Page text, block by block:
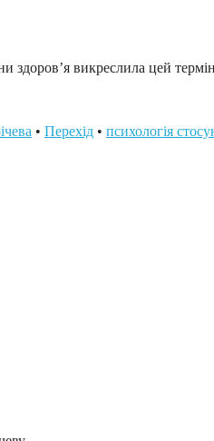
викреслила цей термін
• Перехід • психологія